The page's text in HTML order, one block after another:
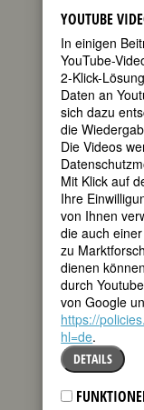
250.
Biografie
YOUTUBE
In einigen
YouTube-
2-Klick-
Daten an
sich dazu
die
Die Videos
Mit Klick auf
Ihre
von Ihnen
die auch
zu
dienen
durch
von Google
https://
hl=de.
DETAILS